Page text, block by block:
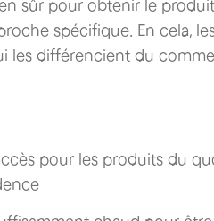
sûr pour obtenir le
spécifique. En cela,
les différencient du
pour les produits du